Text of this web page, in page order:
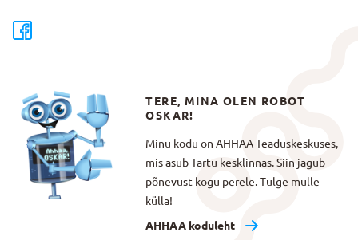
TERE, MINA OLEN ROBOT
OSKAR!
Minu kodu on AHHAA Teaduskeskuses,
mis asub Tartu kesklinnas. Siin jagub
põnevust kogu perele. Tulge mulle
külla!
AHHAA koduleht